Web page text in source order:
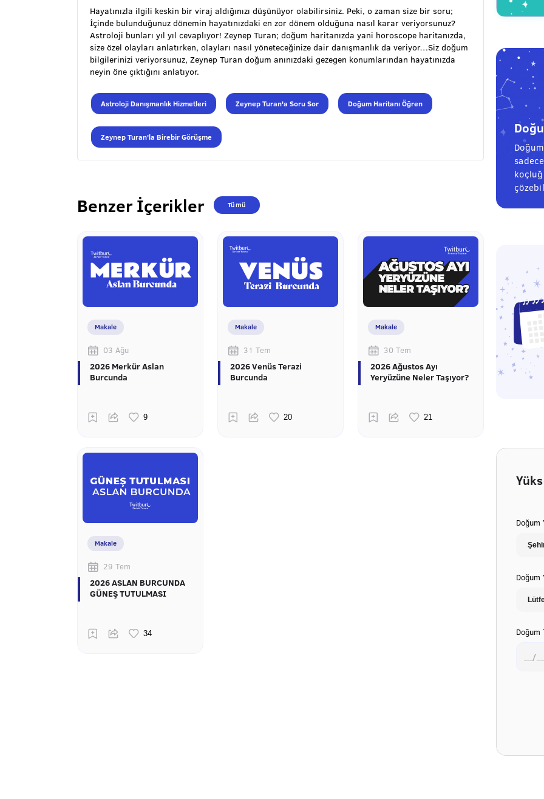
Hayatınızla ilgili keskin bir viraj aldığınızı düşünüyor olabilirsiniz. Peki, o zaman size bir soru;
İçinde bulunduğunuz dönemin hayatınızdaki en zor dönem olduğuna nasıl karar veriyorsunuz?
Astroloji bunları yıl yıl cevaplıyor! Zeynep Turan; doğum haritanızda yani horoscope haritanızda,
size özel olayları anlatırken, olayları nasıl yöneteceğinize dair danışmanlık da veriyor…Siz doğum
bilgilerinizi veriyorsunuz, Zeynep Turan doğum anınızdaki gezegen konumlarından hayatınızda
neyin öne çıktığını anlatıyor.
Astroloji Danışmanlık Hizmetleri Zeynep Turan'a Soru Sor Doğum Haritanı Öğren
Zeynep Turan'la Birebir Görüşme
Benzer İçerikler Tümü
Makale
03 Ağu
2026 Merkür Aslan
Burcunda
Makale
31 Tem
2026 Venüs Terazi
Burcunda
Makale
30 Tem
2026 Ağustos Ayı
Yeryüzüne Neler Taşıyor?
Makale
29 Tem
2026 ASLAN BURCUNDA
GÜNEŞ TUTULMASI
Doğum
Doğum
Doğum